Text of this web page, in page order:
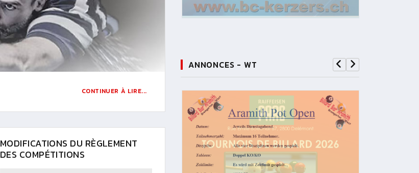
CONTINUER À LIRE...
MODIFICATIONS DU RÈGLEMENT
DES COMPÉTITIONS
ANNONCES - WT